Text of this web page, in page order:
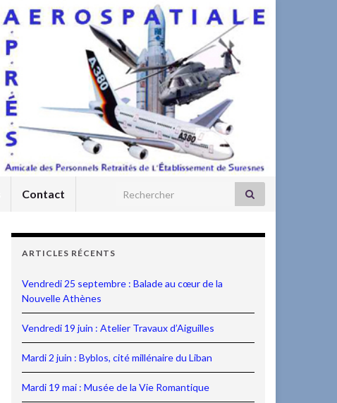
Contact Search for:
ARTICLES RÉCENTS
Vendredi 25 septembre : Balade au cœur de la
Nouvelle Athènes
Vendredi 19 juin : Atelier Travaux d’Aiguilles
Mardi 2 juin : Byblos, cité millénaire du Liban
Mardi 19 mai : Musée de la Vie Romantique